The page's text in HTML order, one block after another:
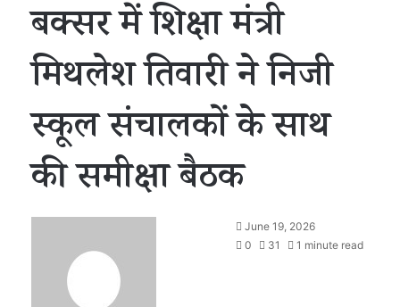
बक्सर में शिक्षा मंत्री
मिथलेश तिवारी ने निजी
स्कूल संचालकों के साथ
की समीक्षा बैठक
June 19, 2026
0
31 1 minute read